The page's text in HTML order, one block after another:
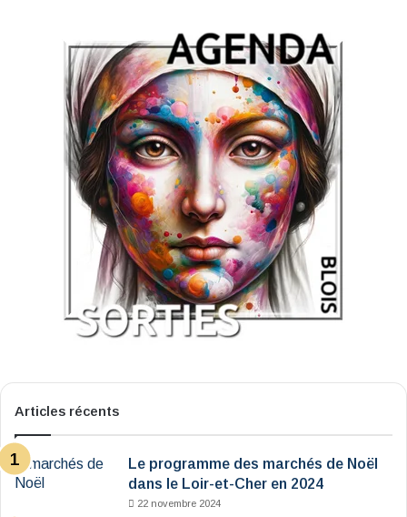
Articles récents
Le programme des marchés de Noël
dans le Loir-et-Cher en 2024
22 novembre 2024